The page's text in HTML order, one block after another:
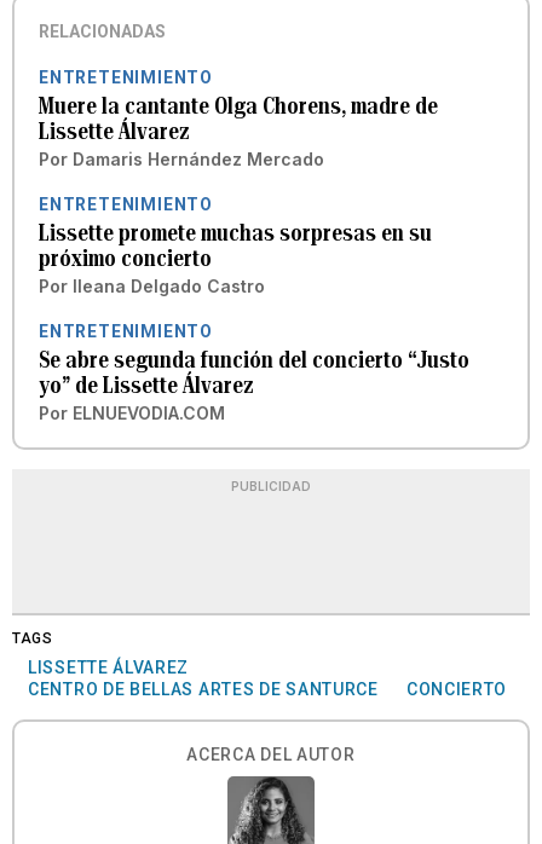
RELACIONADAS
ENTRETENIMIENTO
Muere la cantante Olga Chorens, madre de
Lissette Álvarez
Por Damaris Hernández Mercado
ENTRETENIMIENTO
Lissette promete muchas sorpresas en su
próximo concierto
Por Ileana Delgado Castro
ENTRETENIMIENTO
Se abre segunda función del concierto “Justo
yo” de Lissette Álvarez
Por ELNUEVODIA.COM
PUBLICIDAD
TAGS
LISSETTE ÁLVAREZ
CENTRO DE BELLAS ARTES DE SANTURCE
CONCIERTO
ACERCA DEL AUTOR